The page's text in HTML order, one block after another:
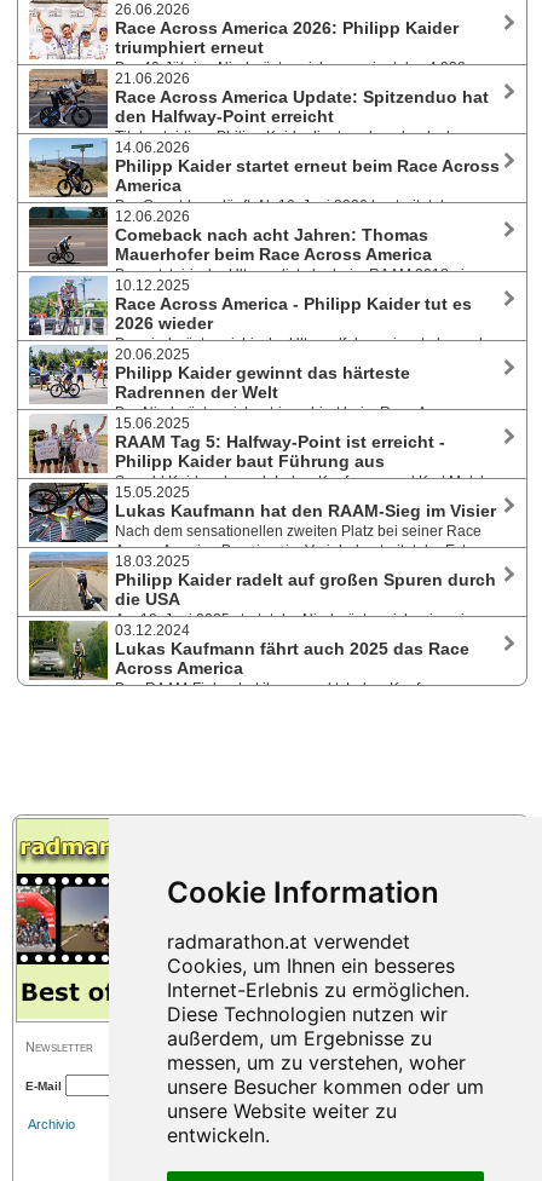
26.06.2026
Race Across America 2026: Philipp Kaider
triumphiert erneut
Der 40-Jährige Niederösterreicher gewinnt das 4.938
Kilometer lange RAAM in 8 Tagen 18 Stunden und 58 Minuten zum
zweiten Mal in Folge. Dies ist bereits der 13. Solosieg eines
Österreichers beim härtesten Radrennen der Welt. Update 28.6.:
Thomas Mauerhofer finisht als Gesamt-Vierter.
21.06.2026
Race Across America Update: Spitzenduo hat
den Halfway-Point erreicht
Titelverteidiger Philipp Kaider liegt nach mehr als der
Hälfte des Rennens mit großem Vorsprung in Führung und befindet sich
bereits im US-Bundesstaat Missouri. Dahinter folgt bei seinem RAAM-
Comeback Thomas Mauerhofer, der zweite Österreicher in der Solo-
Wertung.
14.06.2026
Philipp Kaider startet erneut beim Race Across
America
Der Countdown läuft: Ab 16. Juni 2026 bestreitet der
Titelverteidiger zum zweiten Mal das legendäre RAAM, das wohl
härteste Radrennen der Welt. Mit der Erfahrung und neuer
Herangehensweise möchte Kaider wieder genauso viel Spaß haben
wie letztes Jahr.
12.06.2026
Comeback nach acht Jahren: Thomas
Mauerhofer beim Race Across America
Der oststeirische Ultracyclist, der beim RAAM 2018 einen
Unfall mit Genickbruch erlitt, wird am 16. Juni 2026 das härteste
Radrennen der Welt in Angriff nehmen mit dem Ziel, es diesmal zu
Ende zu fahren. 4.933 km geht es nonstop quer durch die Vereinigten
Staaten.
10.12.2025
Race Across America - Philipp Kaider tut es
2026 wieder
Der niederösterreichische Ultraradfahrer nimmt abermals
beim härtesten Radrennen der Welt die rund 5.000 Kilometer von der
West- zur Ostküste in Angriff. Devise des 40-Jährigen: Das Ziel erneut
erreichen. Bei seinem Sieg im Juni 2025 durchquerte er die USA in 8
Tagen 22 Stunden und 32 Minuten.
20.06.2025
Philipp Kaider gewinnt das härteste
Radrennen der Welt
Der Niederösterreicher triumphiert beim Race Across
America mit einer Zeit von 8d22h32m und feiert damit den 12.
österreichischen RAAM-Solosieg. Lukas Kaufmann bewies eine
unglaubliche Moral und finisht in 9d13h45m als Zweiter. Kurt Matzler in
11d11h5m ebenfalls im Ziel.
15.06.2025
RAAM Tag 5: Halfway-Point ist erreicht -
Philipp Kaider baut Führung aus
Sowohl Kaider als auch Lukas Kaufmann und Kurt Matzler
haben die Hälfte des Race Across America absolviert. Kaider führt trotz
eines kurzen Blindflugs im Monsunregen aktuell mit rund 140 Meilen
Vorsprung auf Kaufmann und ca. 200 Meilen auf Kurt Matzler, der
aktuell mit dem berüchtigten Shermer's neck kämpft. Tägliches
#RAAM2025 Special um 17:00 Uhr.
15.05.2025
Lukas Kaufmann hat den RAAM-Sieg im Visier
Nach dem sensationellen zweiten Platz bei seiner Race
Across America-Premiere im Vorjahr bestreitet der Extrem-
Radfahrer auch heuer im Juni den Klassiker im Ultra-Cycling. Dieses
Mal will er an der Ostküste der Vereinigten Staaten nach 4.900
Kilometern ganz oben auf dem Siegespodest stehen. Erfolgreiche
Titelverteidigung beim letzten Rennen vor dem RAAM.
18.03.2025
Philipp Kaider radelt auf großen Spuren durch
die USA
Am 10. Juni 2025 startet der Niederösterreicher in sein
bisher größtes Abenteuer: Beim Race Across America gilt es für den
zweimaligen 24-Stunden-Zeitfahr-Weltmeister und Rekordhalter durch
Österreich erstmals einen ganzen Kontinent zu queren. Erwartungen
03.12.2024
Lukas Kaufmann fährt auch 2025 das Race
Across America
Das RAAM-Fieber hat ihn gepackt: Lukas Kaufmann,
Newsletter
E-Mail
Archivio